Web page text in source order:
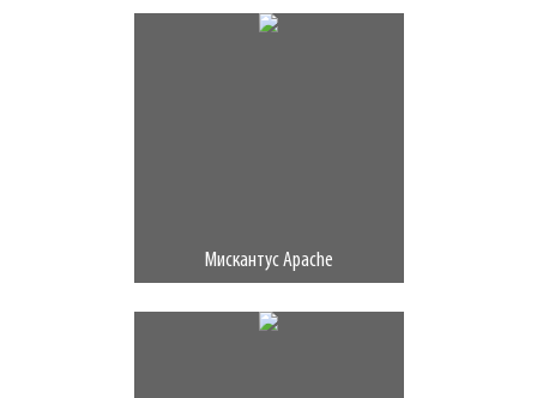
Мискантус Apache